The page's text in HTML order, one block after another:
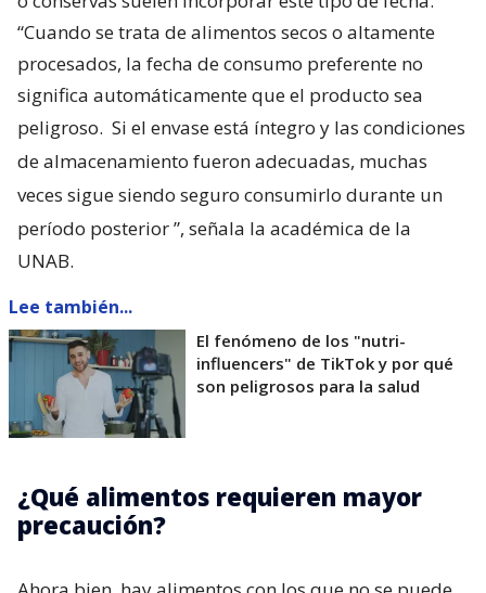
“Cuando se trata de alimentos secos o altamente
procesados, la fecha de consumo preferente no
significa automáticamente que el producto sea
peligroso. Si el envase está íntegro y las condiciones
de almacenamiento fueron adecuadas, muchas
veces sigue siendo seguro consumirlo durante un
período posterior”, señala la académica de la
UNAB.
Lee también...
El fenómeno de los "nutri-
influencers" de TikTok y por qué
son peligrosos para la salud
¿Qué alimentos requieren mayor
precaución?